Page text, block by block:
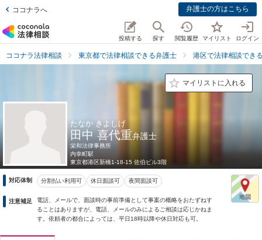
ココナラへ 弁護士の方はこちら
投稿する 探す 閲覧履歴 マイリスト ログイン
ココナラ法律相談 東京都で法律相談できる弁護士 港区で法律相談でき
マイリストに入れる
たなか きよしげ
田中 喜代重弁護士
栄和法律事務所
内幸町駅
東京都港区新橋1-18-15 佐伯ビル3階
対応体制 分割払い利用可 休日面談可 夜間面談可
注意補足
電話、メールで、面談時の事前準備として事案の概略をおたずねす
ることはありますが、電話、メールのみによるご相談は応じかねま
す。依頼者の都合によっては、平日18時以降や休日対応も可。